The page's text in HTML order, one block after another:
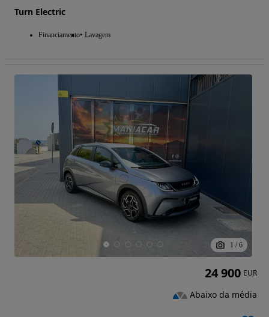
Turn Electric
Financiamento Lavagem
1 / 6
24 900 EUR
Abaixo da média